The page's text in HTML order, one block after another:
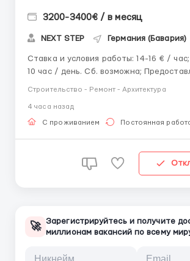
3200-3400€ / в месяц
NEXT STEP Германия (Бавария)
Ставка и условия работы: 14-16 € / час; Пн. - Пт. 8 -
10 час / день. Сб. возможна; Предоставляется жильё
гипсокартона по технологии крепления
гипсокартона Knauf; Мо...
Строительство - Ремонт - Архитектура
4 часа назад
С проживанием Постоянная
🚀 Зарегистрируйтесь и получите
миллионам вакансий по всему